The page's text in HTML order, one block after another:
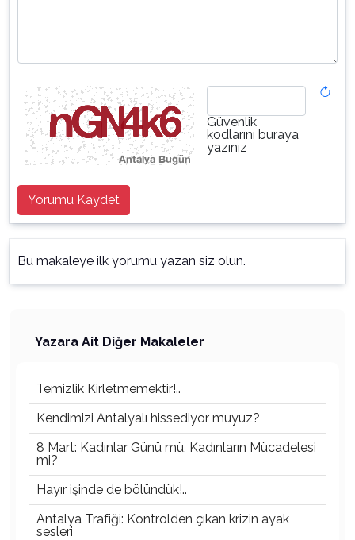
Güvenlik
kodlarını buraya
yazınız
Yorumu Kaydet
Bu makaleye ilk yorumu yazan siz olun.
Yazara Ait Diğer Makaleler
Temizlik Kirletmemektir!..
Kendimizi Antalyalı hissediyor muyuz?
8 Mart: Kadınlar Günü mü, Kadınların Mücadelesi
mi?
Hayır işinde de bölündük!..
Antalya Trafiği: Kontrolden çıkan krizin ayak
sesleri